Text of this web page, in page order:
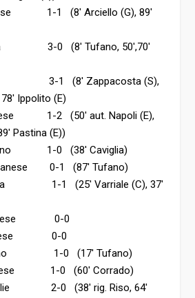
1-1 (8′ Arciello (G), 89′
3-0 (8′ Tufano, 50′,70′
3-1 (8′ Zappacosta (S),
Ippolito (E)
1-2 (50′ aut. Napoli (E),
Pastina (E))
1-0 (38′ Caviglia)
0-1 (87′ Tufano)
1-1 (25′ Varriale (C), 37′
0-0
0-0
1-0 (17′ Tufano)
1-0 (60′ Corrado)
2-0 (38′ rig. Riso, 64′